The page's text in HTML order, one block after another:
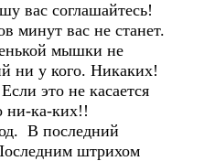
вас соглашайтесь!
минут вас не станет.
мышки не
ни у кого. Никаких!
это не касается
ни-ка-ких!!
В последний
штрихом